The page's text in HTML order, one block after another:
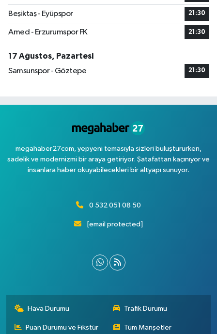
Beşiktaş - Eyüpspor 21:30
Amed - Erzurumspor FK 21:30
17 Ağustos, Pazartesi
Samsunspor - Göztepe
21:30
megahaber27com, yepyeni temasıyla sizleri buluştururken,
sadelik ve modernizmi bir araya getiriyor. Şatafattan kaçınıyor ve
insanlara haber okuyabilecekleri bir altyapı sunuyor.
0 532 051 08 50
[email protected]
Hava Durumu Trafik Durumu
Puan Durumu ve Fikstür Tüm Manşetler